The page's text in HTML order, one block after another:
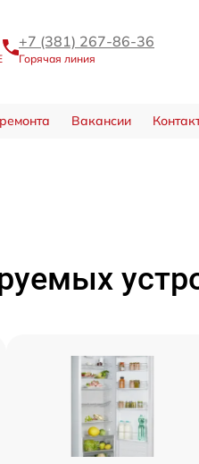
+7 (381) 267-86-36
Горячая линия
Вакансии